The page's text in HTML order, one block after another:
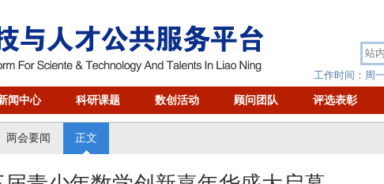
工作时间：周
闻中心 科研课题 数创活动 顾问团队 评选表彰
两会要闻 正文